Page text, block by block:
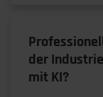
der
mit KI?